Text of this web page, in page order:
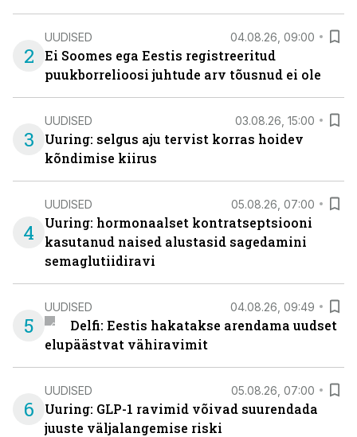
2
UUDISED 04.08.26, 09:00
Ei Soomes ega Eestis registreeritud
puukborrelioosi juhtude arv tõusnud ei ole
3
UUDISED 03.08.26, 15:00
Uuring: selgus aju tervist korras hoidev
kõndimise kiirus
4
UUDISED 05.08.26, 07:00
Uuring: hormonaalset kontratseptsiooni
kasutanud naised alustasid sagedamini
semaglutiidiravi
5
UUDISED 04.08.26, 09:49
Delfi: Eestis hakatakse arendama uudset
elupäästvat vähiravimit
6
UUDISED 05.08.26, 07:00
Uuring: GLP-1 ravimid võivad suurendada
juuste väljalangemise riski